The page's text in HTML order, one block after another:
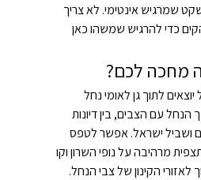
שמרגיש אינטימי. לא צריך
כדי להרגיש שמשהו כאן
מחכה לכם?
לתוך גן לאומי נחל
עם הצבים, בין דיונות
ושביל ישראל. אפשר לטפס
מרהיבה על נופי השרון וקו
הקינון של צבי הנחל.